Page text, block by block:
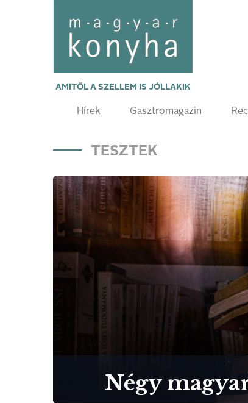
AMITŐL A SZELLEM IS JÓLLAKIK
Hírek Gasztromagazin
TESZTEK
Négy